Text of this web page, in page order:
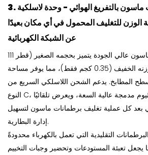
3. جهاز تغليف برطمانات ماسون بالتفريغ الهوائي - وحدة لاسلكية
للتغليف المحمول في أي مكان بعيدًا
عن الشبكة الكهربائية
جهاز تغليف برطمانات ماسون عالي الجودة يتميز بحجمه الصغير (قطر 111
مم × ارتفاع 117 مم) ووزنه الخفيف (0.35 كجم فقط)، مما يوفر مساحة
المطابخ. يدعم الشحن اللاسلكي السريع من
النوع C، ويحتوي على بطارية ليثيوم مدمجة عالية السعة، ويعرض تلقائيًا
بعد كل عملية تغليف برطمانات ماسون لتسهيل
إدارة البطارية.
التقليدية التي تعمل بالكهرباء محدودةً
يجعل تعبئة المستودعات وتحضير وجبات التخييم